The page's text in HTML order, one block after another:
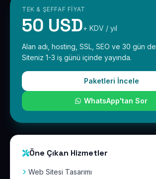
TEK & ŞEFFAF FIYAT
50 USD+ KDV / yıl
Alan adı, hosting, SSL, SEO ve 30 gün
Siteniz 1-3 iş günü içinde yayında.
Paketleri İncele
WhatsApp'tan Sor
Öne Çıkan Hizmetler
Web Sitesi Tasarımı